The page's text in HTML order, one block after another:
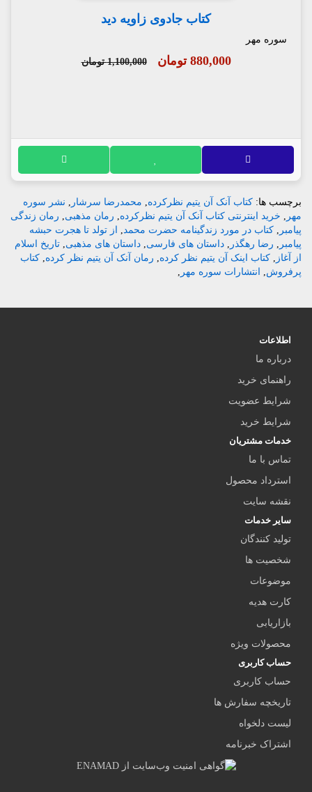
کتاب جادوی زاویه دید
سوره مهر
880,000 تومان 1,100,000 تومان
برچسب ها: کتاب آنک آن یتیم نظرکرده, محمدرضا سرشار , نشر سوره
مهر , خرید اینترنتی کتاب آنک آن یتیم نظرکرده, رمان مذهبی, رمان زندگی
پیامبر , کتاب در مورد زندگینامه حضرت محمد,
از تولد تا هجرت حبشه
پیامبر , رضا رهگذر , داستان های فارسی, داستان های مذهبی, تاریخ اسلام
از آغاز , کتاب اینک آن یتیم نظر کرده, رمان آنک آن یتیم نظر کرده, کتاب
پرفروش, انتشارات سوره مهر ,
اطلاعات
درباره ما
راهنمای خرید
شرایط عضویت
شرایط خرید
خدمات مشتریان
تماس با ما
استرداد محصول
نقشه سایت
سایر خدمات
تولید کنندگان
شخصیت ها
موضوعات
کارت هدیه
بازاریابی
محصولات ویژه
حساب کاربری
حساب کاربری
تاریخچه سفارش ها
لیست دلخواه
اشتراک خبرنامه